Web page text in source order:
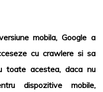
mobila, Google a
cu crawlere si sa
toate acestea, daca nu
dispozitive mobile,